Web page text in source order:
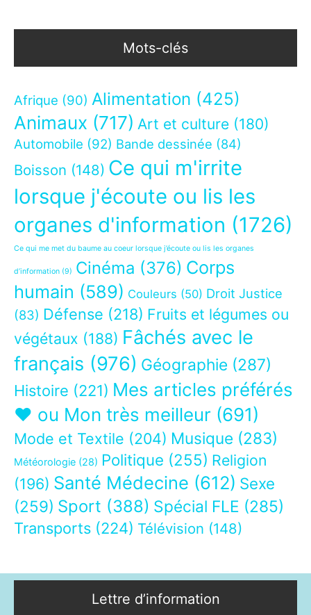
Mots-clés
Afrique (90) Alimentation (425)
Animaux (717) Art et culture (180)
Automobile (92) Bande dessinée (84)
Boisson (148) Ce qui m'irrite
lorsque j'écoute ou lis les
organes d'information (1726)
Ce qui me met du baume au coeur lorsque j’écoute ou lis les organes
d’information (9) Cinéma (376) Corps
humain (589) Couleurs (50) Droit Justice
(83) Défense (218) Fruits et légumes ou
végétaux (188) Fâchés avec le
français (976) Géographie (287)
Histoire (221) Mes articles préférés
❤ ou Mon très meilleur (691)
Mode et Textile (204) Musique (283)
Météorologie (28) Politique (255) Religion
(196) Santé Médecine (612) Sexe
(259) Sport (388) Spécial FLE (285)
Transports (224) Télévision (148)
Lettre d’information